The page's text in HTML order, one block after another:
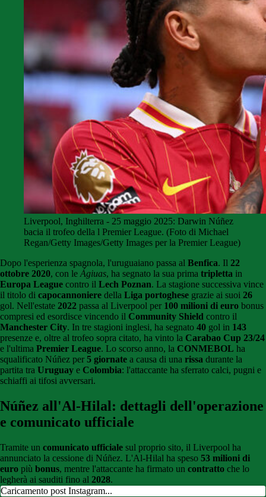
Liverpool, Inghilterra - 25 maggio 2025: Darwin Núñez
bacia il trofeo della l Premier League. (Foto di Michael
Regan/Getty Images/Getty Images per la Premier League)
Dopo l'esperienza spagnola, l'uruguaiano passa al Benfica. Il 22
ottobre 2020, con le Ágiuas, ha segnato la sua prima tripletta in
Europa League contro il Lech Poznan. La stagione successiva vince
il titolo di capocannoniere della Liga portoghese grazie ai suoi 26
gol. Nell'estate 2022 passa al Liverpool per 100 milioni di euro bonus
compresi ed esordisce vincendo il Community Shield contro il
Manchester City. In tre stagioni inglesi, ha segnato 40 gol in 143
presenze e, oltre al trofeo sopra citato, ha vinto la Carabao Cup 23/24
e l'ultima Premier League. Lo scorso anno, la CONMEBOL ha
squalificato Núñez per 5 giornate a causa di una rissa durante la
partita tra Uruguay e Colombia: l'attaccante ha sferrato calci, pugni e
schiaffi ai tifosi avversari.
Núñez all'Al-Hilal: dettagli dell'operazione
e comunicato ufficiale
Tramite un comunicato ufficiale sul proprio sito, il Liverpool ha
annunciato la cessione di Núñez. L'Al-Hilal ha speso 53 milioni di
euro più bonus, mentre l'attaccante ha firmato un contratto che lo
legherà ai sauditi fino al 2028.
Caricamento post Instagram...